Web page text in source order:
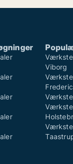
Viborg